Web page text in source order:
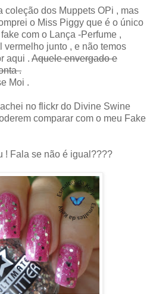
coleção dos Muppets OPi , mas
o Miss Piggy que é o único
com o Lança -Perfume ,
vermelho junto , e não temos
aqui . Aquele envergado e
.
Moi .
no flickr do Divine Swine
comparar com o meu Fake
! Fala se não é igual????